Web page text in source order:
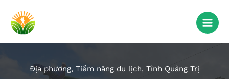
Địa phương, Tiềm năng du lịch, Tỉnh Quảng Trị